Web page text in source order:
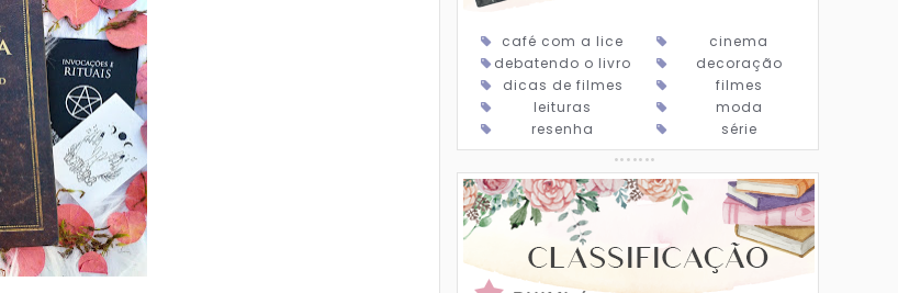
café com a lice
cinema
debatendo o livro
decoração
dicas de filmes
filmes
leituras
moda
resenha
série